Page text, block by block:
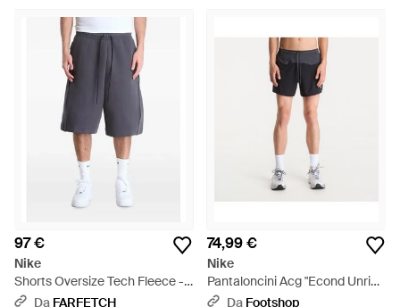
97 €
Nike
Shorts Oversize Tech Fleece -
Blu Da FARFETCH
74,99 €
Nike
Pantaloncini Acg "Econd Unrie"
Dri-Fit Adv 5" Brief-Lined Hort/
Da Footshop